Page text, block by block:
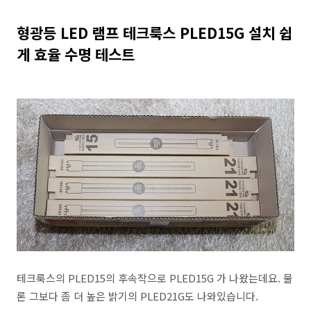
형광등 LED 램프 테크룩스 PLED15G 설치 쉽
게 효율 수명 테스트
테크룩스의 PLED15의 후속작으로 PLED15G 가 나왔는데요. 물
론 그보다 좀 더 높은 밝기의 PLED21G도 나와있습니다.